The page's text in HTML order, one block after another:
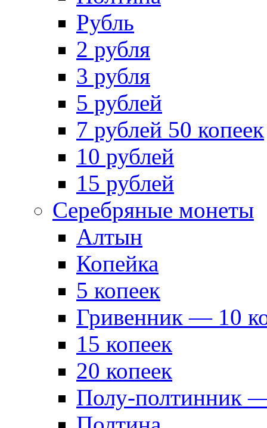
Рубль
2 рубля
3 рубля
5 рублей
7 рублей 50 копеек
10 рублей
15 рублей
Серебряные монеты
Алтын
Копейка
5 копеек
Гривенник — 10
15 копеек
20 копеек
Полу-полтинник